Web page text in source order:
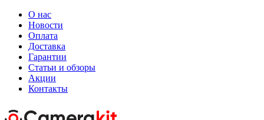
О нас
Новости
Оплата
Доставка
Гарантии
Статьи и обзоры
Акции
Контакты